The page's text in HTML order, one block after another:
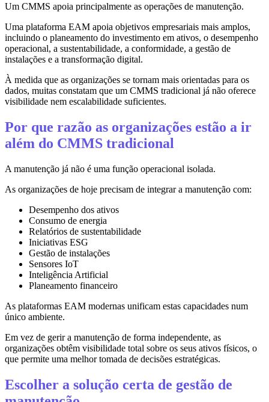
Um CMMS apoia principalmente as operações de manutenção.
Uma plataforma EAM apoia objetivos empresariais mais amplos,
incluindo o planeamento do investimento em ativos, o desempenho
operacional, a sustentabilidade, a conformidade, a gestão de
instalações e a transformação digital.
À medida que as organizações se tornam mais orientadas para os
dados, muitas constatam que um CMMS tradicional já não oferece
visibilidade nem escalabilidade suficientes.
Por que razão as organizações estão a ir
além do CMMS tradicional
A manutenção já não é uma função operacional isolada.
As organizações de hoje precisam de integrar a manutenção com:
Desempenho dos ativos
Consumo de energia
Relatórios de sustentabilidade
Iniciativas ESG
Gestão de instalações
Sensores IoT
Inteligência Artificial
Planeamento financeiro
As plataformas EAM modernas unificam estas capacidades num
único ambiente.
Em vez de gerir a manutenção de forma independente, as
organizações obtêm visibilidade total sobre os seus ativos físicos, o
que permite uma melhor tomada de decisões estratégicas.
Escolher a solução certa de gestão de